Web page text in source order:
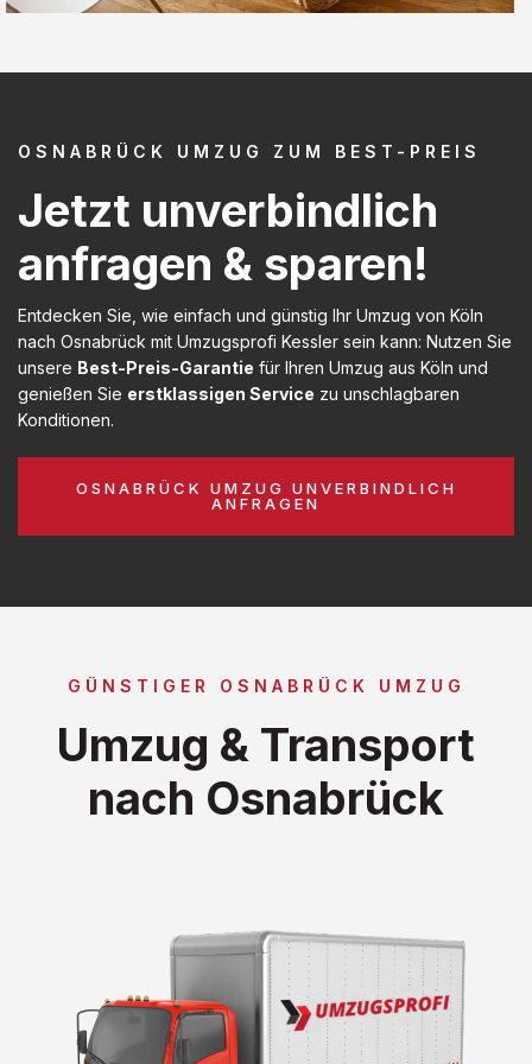
OSNABRÜCK UMZUG ZUM BEST-PREIS
Jetzt unverbindlich
anfragen & sparen!
Entdecken Sie, wie einfach und günstig Ihr Umzug von Köln
nach Osnabrück mit Umzugsprofi Kessler sein kann: Nutzen Sie
unsere Best-Preis-Garantie für Ihren Umzug aus Köln und
genießen Sie erstklassigen Service zu unschlagbaren
Konditionen.
OSNABRÜCK UMZUG UNVERBINDLICH
ANFRAGEN
GÜNSTIGER OSNABRÜCK UMZUG
Umzug & Transport
nach Osnabrück